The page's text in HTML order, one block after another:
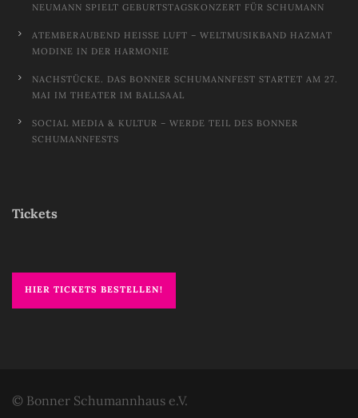
NEUMANN SPIELT GEBURTSTAGSKONZERT FÜR SCHUMANN
ATEMBERAUBEND HEISSE LUFT – WELTMUSIKBAND HAZMAT M
ODINE IN DER HARMONIE
NACHSTÜCKE. DAS BONNER SCHUMANNFEST STARTET AM 27.
MAI IM THEATER IM BALLSAAL
SOCIAL MEDIA & KULTUR – WERDE TEIL DES BONNER
SCHUMANNFESTS
Tickets
HIER TICKETS BESTELLEN!
© Bonner Schumannhaus e.V.